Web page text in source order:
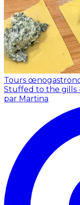
Tours
Stuffed to the gills
par Martina